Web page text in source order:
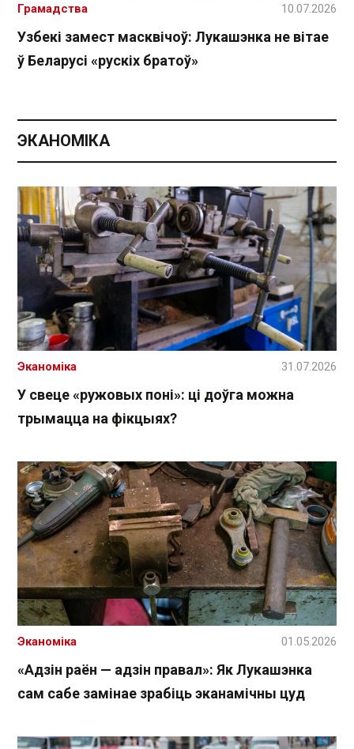
Узбекі замест масквічоў: Лукашэнка не вітае
ў Беларусі «рускіх братоў»
Грамадства 10.07.2026
ЭКАНОМІКА
У свеце «ружовых поні»: ці доўга можна
трымацца на фікцыях?
Эканоміка 31.07.2026
«Адзін раён — адзін правал»: Як Лукашэнка
сам сабе замінае зрабіць эканамічны цуд
Эканоміка 01.05.2026